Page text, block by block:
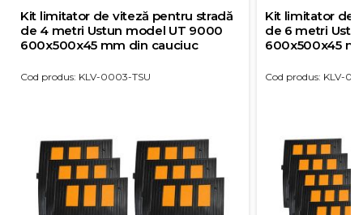
Kit limitator de viteză pentru stradă
de 4 metri Ustun model UT 9000
600x500x45 mm din cauciuc
Cod produs: KLV-0003-TSU
Kit limitator de
de 6 metri
600x500x45
Cod produs: KLV-